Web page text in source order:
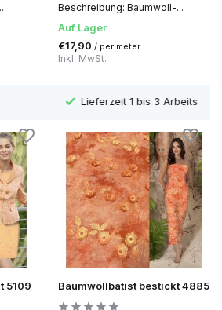
Beschreibung: Baumwoll-...
Auf Lager
€17,90 / per meter
Inkl. MwSt.
1 bis 3 Arbeitstage
5109
Baumwollbatist bestickt 4885